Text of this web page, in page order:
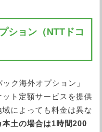
ション（NTTドコ
ク海外オプション」
ト定額サービスを提供
によっても料金は異な
本土の場合は1時間200